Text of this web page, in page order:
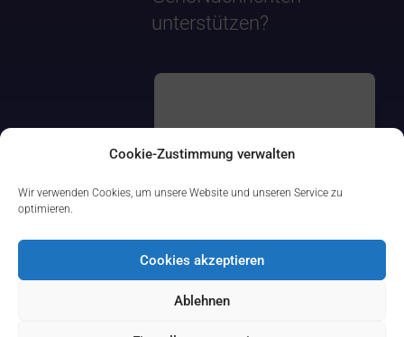
Cookie-Zustimmung verwalten
Wir verwenden Cookies, um unsere Website und unseren Service zu
optimieren.
Cookies akzeptieren
Ablehnen
unterstützen?